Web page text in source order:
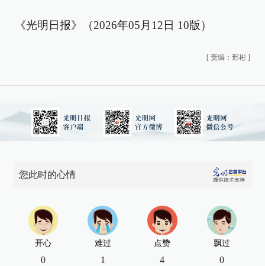
《光明日报》（2026年05月12日 10版）
[ 责编：邢彬 ]
您此时的心情
开心
0
难过
1
点赞
4
飘过
0